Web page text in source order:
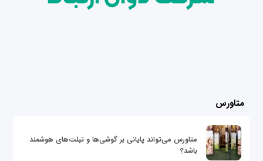
متاورس
متاورس می‌تواند پایانی بر گوشی‌ها و تبلت‌های هوشمند
باشد؟